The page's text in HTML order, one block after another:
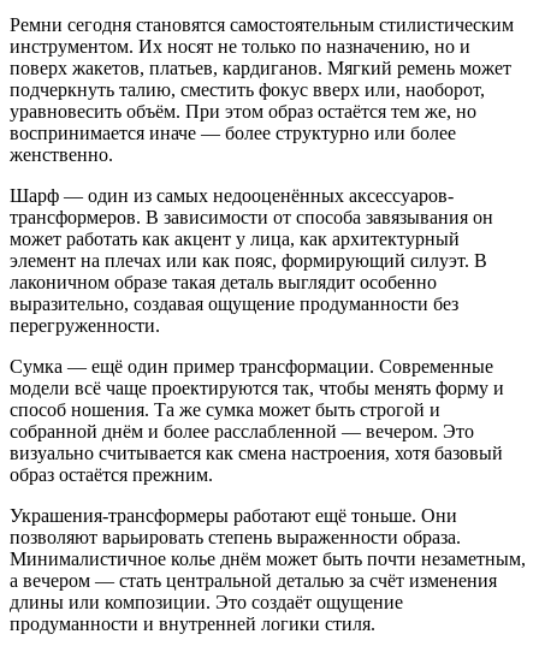
Ремни сегодня становятся самостоятельным стилистическим
инструментом. Их носят не только по назначению, но и
поверх жакетов, платьев, кардиганов. Мягкий ремень может
подчеркнуть талию, сместить фокус вверх или, наоборот,
уравновесить объём. При этом образ остаётся тем же, но
воспринимается иначе — более структурно или более
женственно.
Шарф — один из самых недооценённых аксессуаров-
трансформеров. В зависимости от способа завязывания он
может работать как акцент у лица, как архитектурный
элемент на плечах или как пояс, формирующий силуэт. В
лаконичном образе такая деталь выглядит особенно
выразительно, создавая ощущение продуманности без
перегруженности.
Сумка — ещё один пример трансформации. Современные
модели всё чаще проектируются так, чтобы менять форму и
способ ношения. Та же сумка может быть строгой и
собранной днём и более расслабленной — вечером. Это
визуально считывается как смена настроения, хотя базовый
образ остаётся прежним.
Украшения-трансформеры работают ещё тоньше. Они
позволяют варьировать степень выраженности образа.
Минималистичное колье днём может быть почти незаметным,
а вечером — стать центральной деталью за счёт изменения
длины или композиции. Это создаёт ощущение
продуманности и внутренней логики стиля.